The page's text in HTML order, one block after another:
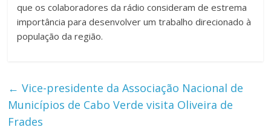
que os colaboradores da rádio consideram de estrema
importância para desenvolver um trabalho direcionado à
população da região.
← Vice-presidente da Associação Nacional de
Municípios de Cabo Verde visita Oliveira de
Frades